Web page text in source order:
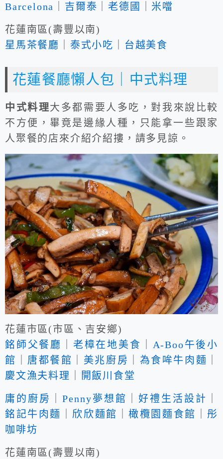
Barcelona
吉爾泰 ｜老德國 米噹
花蓮南區(壽豐以南)
星馬茶餐廳
泰式小吃 台越美食
花蓮餐廳懶人包｜中式料理
中式料理大多都需要人多吃，對我來說比較
不方便，畢竟是邊緣人種，只能拿一些跟家
人聚餐的店來介紹介紹摟，請多見諒。
花蓮市區(市區、吉安鄉)
銘師父餐廳
老樟在地美食
A-Boo午後小
館
唐都餐館 美兆廚房 為食哞牛肉麵
慶文漁夫料理
開飯川食堂
庸的廚房 ｜Penny夢想館 好禮生活設計
銘記牛肉麵
欣欣麵館 ｜橄欖園麵食館
彤
咖啡坊
花蓮南區(壽豐以南)